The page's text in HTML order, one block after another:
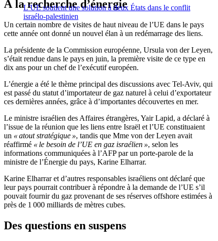
L’UE soutient une solution à deux États dans le conflit
israélo-palestinien
À la recherche d’énergie
Un certain nombre de visites de haut niveau de l’UE dans le pays
cette année ont donné un nouvel élan à un redémarrage des liens.
La présidente de la Commission européenne, Ursula von der Leyen,
s’était rendue dans le pays en juin, la première visite de ce type en
dix ans pour un chef de l’exécutif européen.
L’énergie a été le thème principal des discussions avec Tel-Aviv, qui
est passé du statut d’importateur de gaz naturel à celui d’exportateur
ces dernières années, grâce à d’importantes découvertes en mer.
Le ministre israélien des Affaires étrangères, Yair Lapid, a déclaré à
l’issue de la réunion que les liens entre Israël et l’UE constituaient
un « atout stratégique », tandis que Mme von der Leyen avait
réaffirmé « le besoin de l’UE en gaz israélien », selon les
informations communiquées à l’AFP par un porte-parole de la
ministre de l’Énergie du pays, Karine Elharrar.
Karine Elharrar et d’autres responsables israéliens ont déclaré que
leur pays pourrait contribuer à répondre à la demande de l’UE s’il
pouvait fournir du gaz provenant de ses réserves offshore estimées à
près de 1 000 milliards de mètres cubes.
Des questions en suspens